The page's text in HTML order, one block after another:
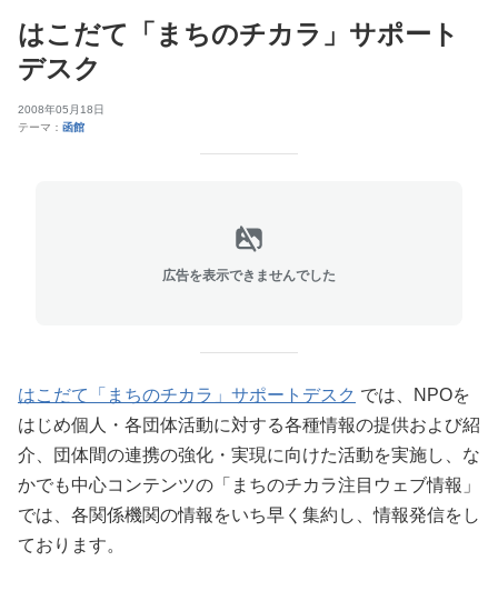
はこだて「まちのチカラ」サポート
デスク
2008年05月18日
テーマ： 函館
広告を表示できませんでした
はこだて「まちのチカラ」サポートデスク では、NPOを
はじめ個人・各団体活動に対する各種情報の提供および紹
介、団体間の連携の強化・実現に向けた活動を実施し、な
かでも中心コンテンツの「まちのチカラ注目ウェブ情報」
では、各関係機関の情報をいち早く集約し、情報発信をし
ております。